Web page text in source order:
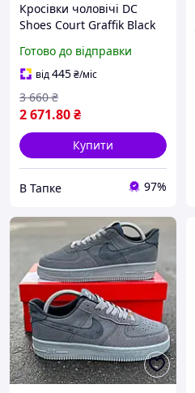
Кросівки чоловічі DC
Shoes Court Graffik Black
спортивні Y14739
Готово до відправки
від445₴/міс
2 671.80₴
3 660 ₴
Купити
В Тапке 97%